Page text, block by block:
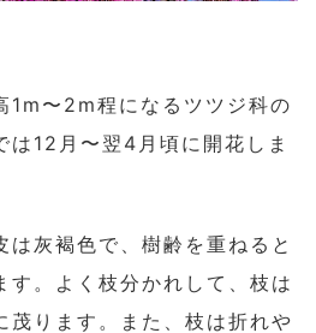
1m〜2m程になるツツジ科の
は12月〜翌4月頃に開花しま
は灰褐色で、樹齢を重ねると
す。よく枝分かれして、枝は
茂ります。また、枝は折れや